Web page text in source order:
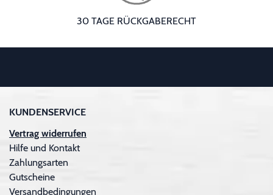
30 TAGE RÜCKGABERECHT
KUNDENSERVICE
Vertrag widerrufen
Hilfe und Kontakt
Zahlungsarten
Gutscheine
Versandbedingungen